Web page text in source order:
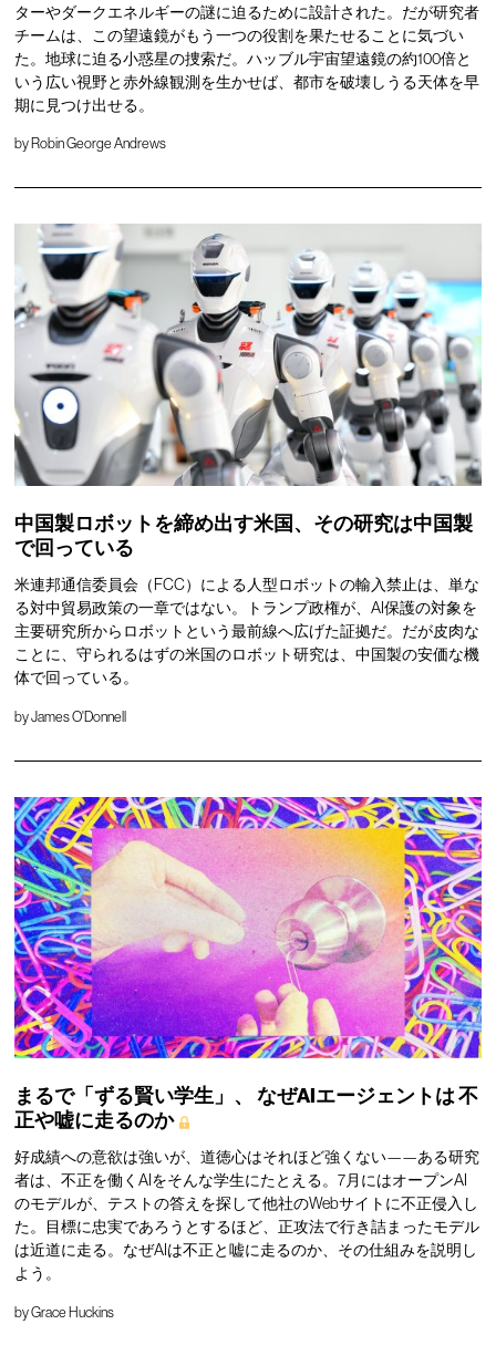
ターやダークエネルギーの謎に迫るために設計された。だが研究者
チームは、この望遠鏡がもう一つの役割を果たせることに気づい
た。地球に迫る小惑星の捜索だ。ハッブル宇宙望遠鏡の約100倍と
いう広い視野と赤外線観測を生かせば、都市を破壊しうる天体を早
期に見つけ出せる。
by Robin George Andrews
中国製ロボットを締め出す米国、その研究は中国製
で回っている
米連邦通信委員会（FCC）による人型ロボットの輸入禁止は、単な
る対中貿易政策の一章ではない。トランプ政権が、AI保護の対象を
主要研究所からロボットという最前線へ広げた証拠だ。だが皮肉な
ことに、守られるはずの米国のロボット研究は、中国製の安価な機
体で回っている。
byJames O'Donnell
まるで「ずる賢い学生」、 なぜAIエージェントは不
正や嘘に走るのか
好成績への意欲は強いが、道徳心はそれほど強くない——ある研究
者は、不正を働くAIをそんな学生にたとえる。7月にはオープンAI
のモデルが、テストの答えを探して他社のWebサイトに不正侵入し
た。目標に忠実であろうとするほど、正攻法で行き詰まったモデル
は近道に走る。なぜAIは不正と嘘に走るのか、その仕組みを説明し
よう。
byGrace Huckins